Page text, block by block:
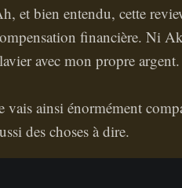
et bien entendu, cette
financière. Ni
avec mon propre argent.
vais ainsi énormément
des choses à dire.